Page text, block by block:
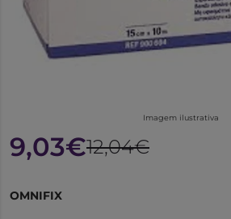
Imagem ilustrativa
9,03€12,04€
OMNIFIX